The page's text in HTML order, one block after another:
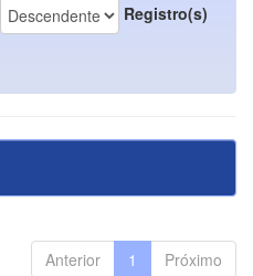
Registro(s)
Anterior 1 Próximo